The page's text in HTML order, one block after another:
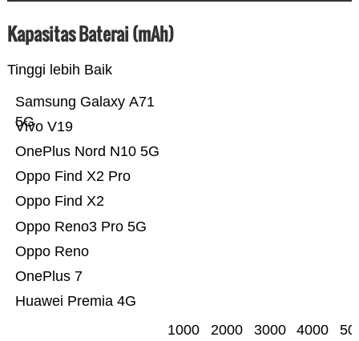
Kapasitas Baterai (mAh)
Tinggi lebih Baik
Huawei Premia 4G
OnePlus 7
Oppo Reno
Oppo Reno3 Pro 5G
Oppo Find X2
Oppo Find X2 Pro
OnePlus Nord N10 5G
Vivo V19
Samsung Galaxy A71
5G
1000 2000 3000 4000